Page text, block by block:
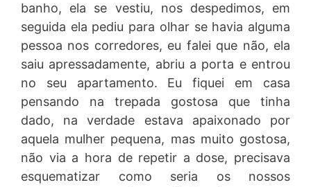
banho, ela se vestiu, nos despedimos, em
seguida ela pediu para olhar se havia alguma
pessoa nos corredores, eu falei que não, ela
saiu apressadamente, abriu a porta e entrou
no seu apartamento. Eu fiquei em casa
pensando na trepada gostosa que tinha
dado, na verdade estava apaixonado por
aquela mulher pequena, mas muito gostosa,
não via a hora de repetir a dose, precisava
esquematizar como seria os nossos